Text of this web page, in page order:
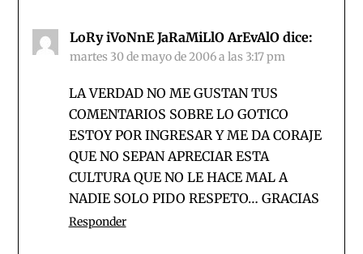
LoRy iVoNnE JaRaMiLlO ArEvAlO dice:
martes 30 de mayo de 2006 a las 3:17 pm
LA VERDAD NO ME GUSTAN TUS
COMENTARIOS SOBRE LO GOTICO
ESTOY POR INGRESAR Y ME DA CORAJE
QUE NO SEPAN APRECIAR ESTA
CULTURA QUE NO LE HACE MAL A
NADIE SOLO PIDO RESPETO… GRACIAS
Responder